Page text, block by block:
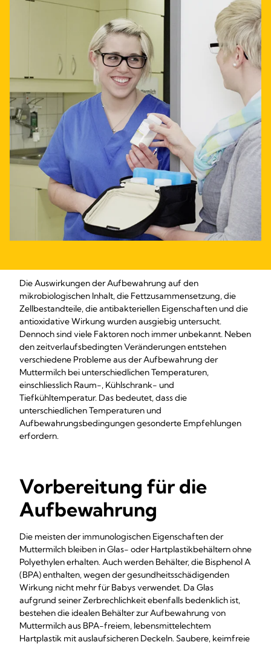
Die Auswirkungen der Aufbewahrung auf den
mikrobiologischen Inhalt, die Fettzusammensetzung, die
Zellbestandteile, die antibakteriellen Eigenschaften und die
antioxidative Wirkung wurden ausgiebig untersucht.
Dennoch sind viele Faktoren noch immer unbekannt. Neben
den zeitverlaufsbedingten Veränderungen entstehen
verschiedene Probleme aus der Aufbewahrung der
Muttermilch bei unterschiedlichen Temperaturen,
einschliesslich Raum-, Kühlschrank- und
Tiefkühltemperatur. Das bedeutet, dass die
unterschiedlichen Temperaturen und
Aufbewahrungsbedingungen gesonderte Empfehlungen
erfordern.
Vorbereitung für die
Aufbewahrung
Die meisten der immunologischen Eigenschaften der
Muttermilch bleiben in Glas- oder Hartplastikbehältern ohne
Polyethylen erhalten. Auch werden Behälter, die Bisphenol A
(BPA) enthalten, wegen der gesundheitsschädigenden
Wirkung nicht mehr für Babys verwendet. Da Glas
aufgrund seiner Zerbrechlichkeit ebenfalls bedenklich ist,
bestehen die idealen Behälter zur Aufbewahrung von
Muttermilch aus BPA-freiem, lebensmittelechtem
Hartplastik mit auslaufsicheren Deckeln. Saubere, keimfreie